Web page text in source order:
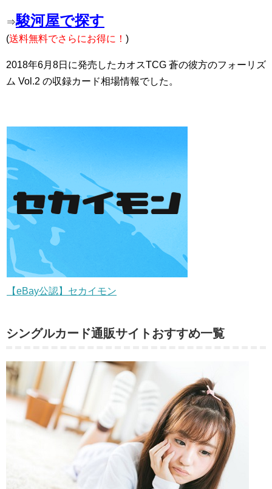
⇒駿河屋で探す
(送料無料でさらにお得に！ )
2018年6月8日に発売したカオスTCG 蒼の彼方のフォーリズ
ム Vol.2 の収録カード相場情報でした。
【eBay公認】セカイモン
シングルカード通販サイトおすすめ一覧